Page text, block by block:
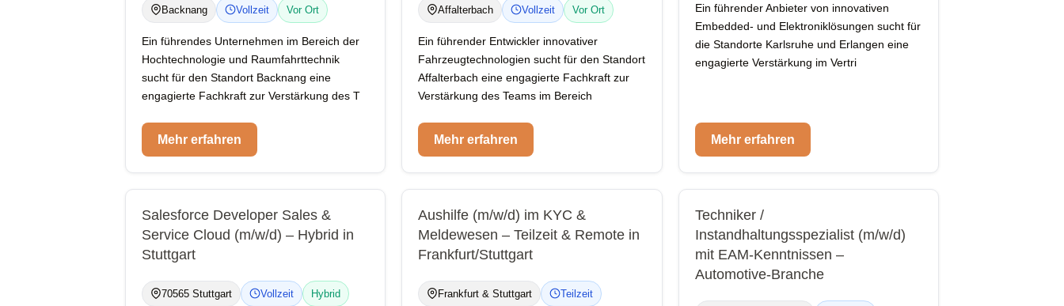
Backnang Vollzeit Vor Ort
Ein führendes Unternehmen im Bereich der
Hochtechnologie und Raumfahrttechnik
sucht für den Standort Backnang eine
engagierte Fachkraft zur Verstärkung des T
Mehr erfahren
Affalterbach Vollzeit Vor Ort
Ein führender Entwickler innovativer
Fahrzeugtechnologien sucht für den Standort
Affalterbach eine engagierte Fachkraft zur
Verstärkung des Teams im Bereich
Mehr erfahren
Ein führender Anbieter von innovativen
Embedded- und Elektroniklösungen sucht für
die Standorte Karlsruhe und Erlangen eine
engagierte Verstärkung im Vertri
Mehr erfahren
Salesforce Developer Sales &
Service Cloud (m/w/d) – Hybrid in
Stuttgart
70565 Stuttgart Vollzeit Hybrid
Aushilfe (m/w/d) im KYC &
Meldewesen – Teilzeit & Remote in
Frankfurt/Stuttgart
Frankfurt & Stuttgart Teilzeit
Techniker /
Instandhaltungsspezialist (m/w/d)
mit EAM-Kenntnissen –
Automotive-Branche